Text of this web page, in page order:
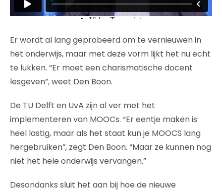
Er wordt al lang geprobeerd om te vernieuwen in
het onderwijs, maar met deze vorm lijkt het nu echt
te lukken. “Er moet een charismatische docent
lesgeven”, weet Den Boon.
De TU Delft en UvA zijn al ver met het
implementeren van MOOCs. “Er eentje maken is
heel lastig, maar als het staat kun je MOOCS lang
hergebruiken”, zegt Den Boon. “Maar ze kunnen nog
niet het hele onderwijs vervangen.”
Desondanks sluit het aan bij hoe de nieuwe